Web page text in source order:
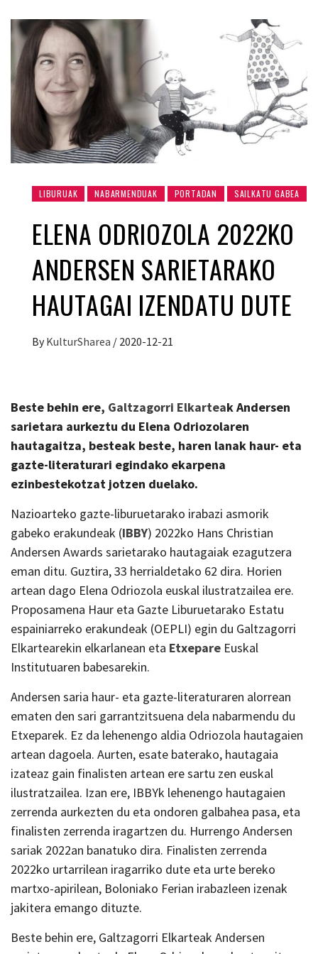
LIBURUAK NABARMENDUAK PORTADAN SAILKATU GABEA
ELENA ODRIOZOLA 2022KO
ANDERSEN SARIETARAKO
HAUTAGAI IZENDATU DUTE
By KulturSharea / 2020-12-21
Beste behin ere, Galtzagorri Elkarteak Andersen
sarietara aurkeztu du Elena Odriozolaren
hautagaitza, besteak beste, haren lanak haur- eta
gazte-literaturari egindako ekarpena
ezinbestekotzat jotzen duelako.
Nazioarteko gazte-liburuetarako irabazi asmorik
gabeko erakundeak (IBBY) 2022ko Hans Christian
Andersen Awards sarietarako hautagaiak ezagutzera
eman ditu. Guztira, 33 herrialdetako 62 dira. Horien
artean dago Elena Odriozola euskal ilustratzailea ere.
Proposamena Haur eta Gazte Liburuetarako Estatu
espainiarreko erakundeak (OEPLI) egin du Galtzagorri
Elkartearekin elkarlanean eta Etxepare Euskal
Institutuaren babesarekin.
Andersen saria haur- eta gazte-literaturaren alorrean
ematen den sari garrantzitsuena dela nabarmendu du
Etxeparek. Ez da lehenengo aldia Odriozola hautagaien
artean dagoela. Aurten, esate baterako, hautagaia
izateaz gain finalisten artean ere sartu zen euskal
ilustratzailea. Izan ere, IBBYk lehenengo hautagaien
zerrenda aurkezten du eta ondoren galbahea pasa, eta
finalisten zerrenda iragartzen du. Hurrengo Andersen
sariak 2022an banatuko dira. Finalisten zerrenda
2022ko urtarrilean iragarriko dute eta urte bereko
martxo-apirilean, Boloniako Ferian irabazleen izenak
jakitera emango dituzte.
Beste behin ere, Galtzagorri Elkarteak Andersen